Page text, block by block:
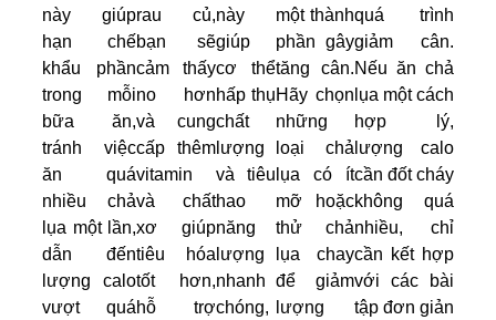
này giúp
hạn chế
khẩu phần
trong mỗi
bữa ăn,
tránh việc
ăn quá
nhiều chả
lụa một lần,
dẫn đến
lượng calo
vượt quá
rau củ,
bạn sẽ
cảm thấy
no hơn
và cung
cấp thêm
vitamin
và chất
xơ giúp
tiêu hóa
tốt hơn,
hỗ trợ
này
giúp
cơ thể
hấp thụ
chất
lượng
và tiêu
hao
năng
lượng
nhanh
chóng,
một thành
phần gây
tăng cân.
Hãy chọn
những
loại chả
lụa có ít
mỡ hoặc
thử chả
lụa chay
để giảm
lượng
quá trình
giảm cân.
Nếu ăn chả
lụa một cách
hợp lý,
lượng calo
cần đốt cháy
không quá
nhiều, chỉ
cần kết hợp
với các bài
tập đơn giản